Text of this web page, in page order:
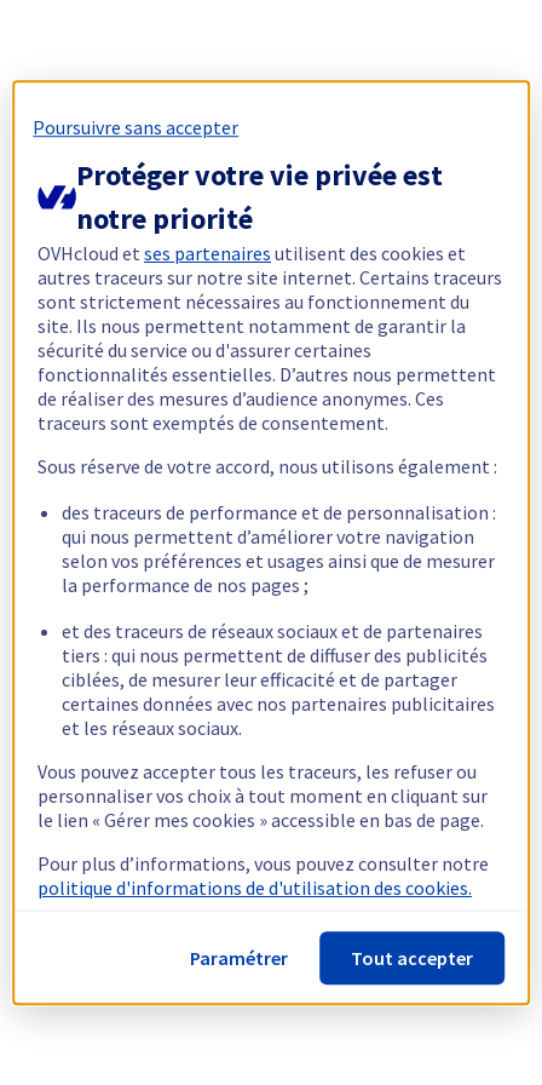
Poursuivre sans accepter
Protéger votre vie privée est
notre priorité
OVHcloud etses partenaires utilisent des cookies et
autres traceurs sur notre site internet. Certains traceurs
sont strictement nécessaires au fonctionnement du
site. Ils nous permettent notamment de garantir la
sécurité du service ou d'assurer certaines
fonctionnalités essentielles. D’autres nous permettent
de réaliser des mesures d’audience anonymes. Ces
traceurs sont exemptés de consentement.
Sous réserve de votre accord, nous utilisons également :
des traceurs de performance et de personnalisation :
qui nous permettent d’améliorer votre navigation
selon vos préférences et usages ainsi que de mesurer
la performance de nos pages ;
et des traceurs de réseaux sociaux et de partenaires
tiers : qui nous permettent de diffuser des publicités
ciblées, de mesurer leur efficacité et de partager
certaines données avec nos partenaires publicitaires
et les réseaux sociaux.
Vous pouvez accepter tous les traceurs, les refuser ou
personnaliser vos choix à tout moment en cliquant sur
le lien « Gérer mes cookies » accessible en bas de page.
Pour plus d’informations, vous pouvez consulter notre
politique d'informations de d'utilisation des cookies.
Paramétrer Tout accepter